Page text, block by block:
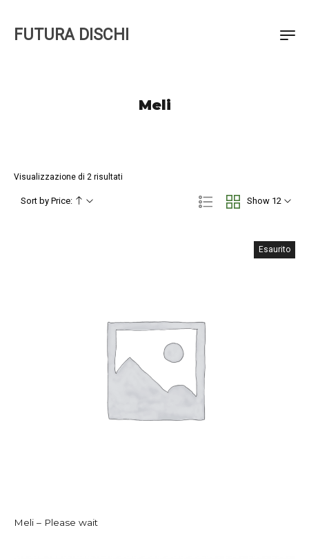
FUTURA DISCHI
Meli
Visualizzazione di 2 risultati
Show 12
Sort by Price:
Esaurito
Meli – Please wait